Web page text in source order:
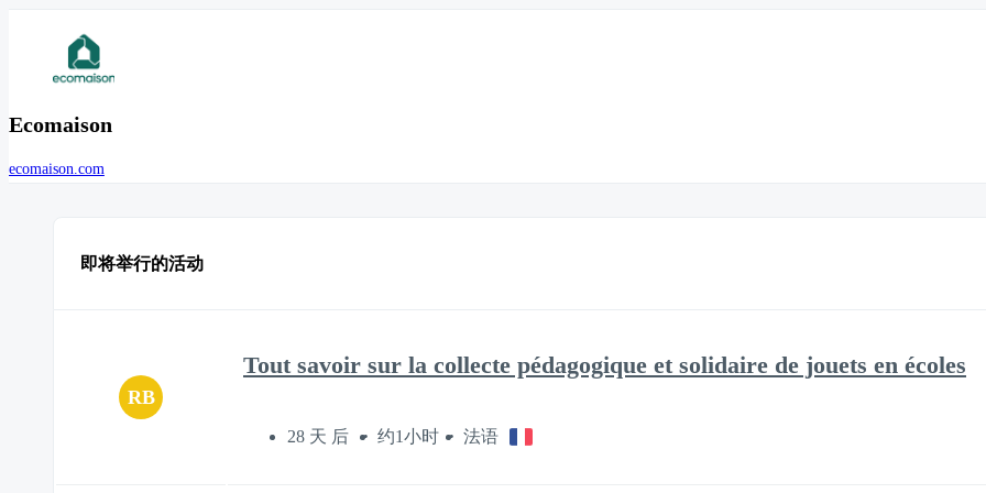
Ecomaison
ecomaison.com
即将举行的活动
RB
Tout savoir sur la collecte pédagogique et solidaire de jouets en écoles
28 天 后 约1小时 法语